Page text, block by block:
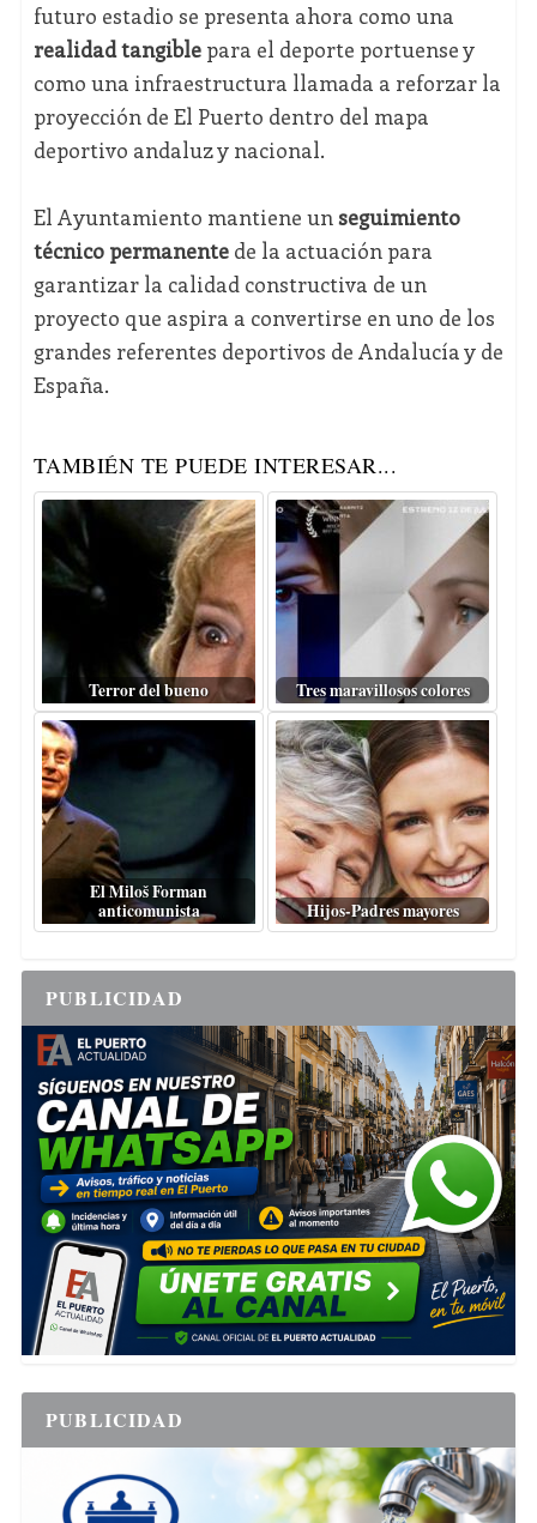
futuro estadio se presenta ahora como una
realidad tangiblepara el deporte portuense y
como una infraestructura llamada a reforzar la
proyección de El Puerto dentro del mapa
deportivo andaluz y nacional.
El Ayuntamiento mantiene unseguimiento
técnico permanentede la actuación para
garantizar la calidad constructiva de un
proyecto que aspira a convertirse en uno de los
grandes referentes deportivos de Andalucía y de
España.
TAMBIÉN TE PUEDE INTERESAR...
Terror del bueno Tres maravillosos colores
El Miloš Forman
anticomunista
Hijos-Padres mayores
PUBLICIDAD
PUBLICIDAD